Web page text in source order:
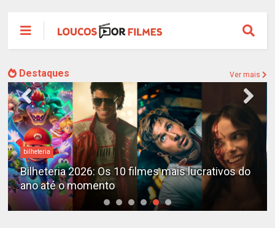
Destaques Ver mais
bilheteria
Bilheteria 2026: Os 10 filmes mais lucrativos do
ano até o momento